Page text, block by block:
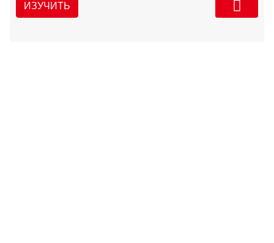
ИЗУЧИТЬ